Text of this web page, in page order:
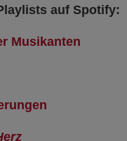
auf Spotify:
Musikanten